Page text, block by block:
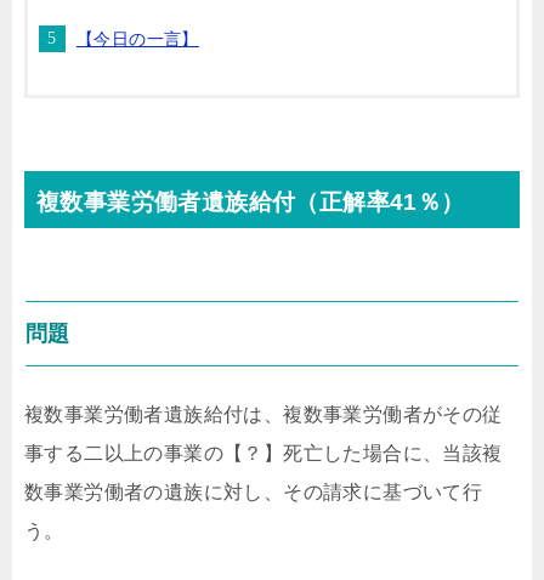
【今日の一言】
複数事業労働者遺族給付（正解率41％）
問題
複数事業労働者遺族給付は、複数事業労働者がその従
事する二以上の事業の【？】死亡した場合に、当該複
数事業労働者の遺族に対し、その請求に基づいて行
う。